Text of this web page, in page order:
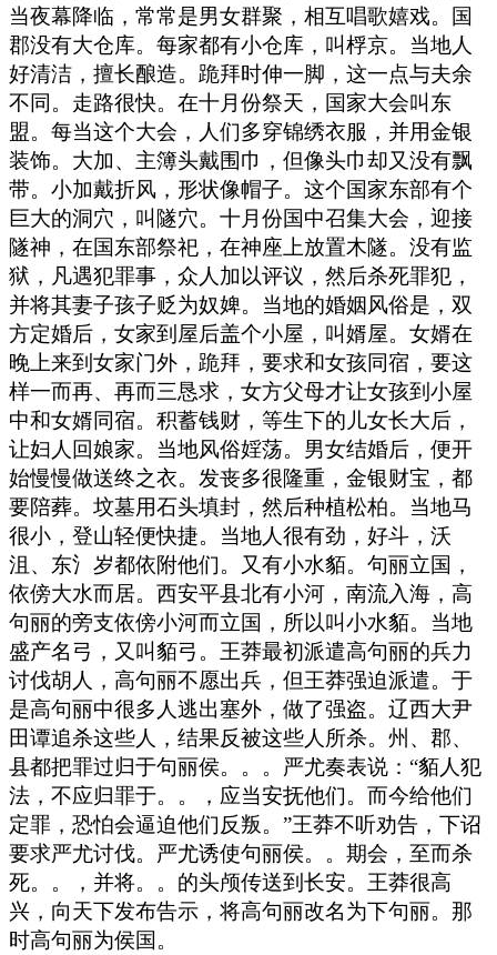
当夜幕降临，常常是男女群聚，相互唱歌嬉戏。国
郡没有大仓库。每家都有小仓库，叫桴京。当地人
好清洁，擅长酿造。跪拜时伸一脚，这一点与夫余
不同。走路很快。在十月份祭天，国家大会叫东
盟。每当这个大会，人们多穿锦绣衣服，并用金银
装饰。大加、主簿头戴围巾，但像头巾却又没有飘
带。小加戴折风，形状像帽子。这个国家东部有个
巨大的洞穴，叫隧穴。十月份国中召集大会，迎接
隧神，在国东部祭祀，在神座上放置木隧。没有监
狱，凡遇犯罪事，众人加以评议，然后杀死罪犯，
并将其妻子孩子贬为奴婢。当地的婚姻风俗是，双
方定婚后，女家到屋后盖个小屋，叫婿屋。女婿在
晚上来到女家门外，跪拜，要求和女孩同宿，要这
样一而再、再而三恳求，女方父母才让女孩到小屋
中和女婿同宿。积蓄钱财，等生下的儿女长大后，
让妇人回娘家。当地风俗婬荡。男女结婚后，便开
始慢慢做送终之衣。发丧多很隆重，金银财宝，都
要陪葬。坟墓用石头填封，然后种植松柏。当地马
很小，登山轻便快捷。当地人很有劲，好斗，沃
沮、东氵岁都依附他们。又有小水貊。句丽立国，
依傍大水而居。西安平县北有小河，南流入海，高
句丽的旁支依傍小河而立国，所以叫小水貊。当地
盛产名弓，又叫貊弓。王莽最初派遣高句丽的兵力
讨伐胡人，高句丽不愿出兵，但王莽强迫派遣。于
是高句丽中很多人逃出塞外，做了强盗。辽西大尹
田谭追杀这些人，结果反被这些人所杀。州、郡、
县都把罪过归于句丽侯。。。严尤奏表说：“貊人犯
法，不应归罪于。。，应当安抚他们。而今给他们
定罪，恐怕会逼迫他们反叛。”王莽不听劝告，下诏
要求严尤讨伐。严尤诱使句丽侯。。期会，至而杀
死。。，并将。。的头颅传送到长安。王莽很高
兴，向天下发布告示，将高句丽改名为下句丽。那
时高句丽为侯国。